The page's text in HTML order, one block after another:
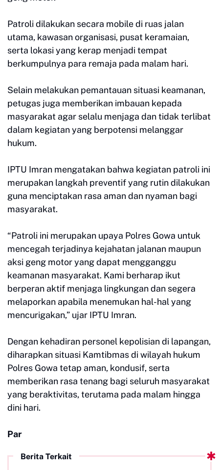
Patroli dilakukan secara mobile di ruas jalan
utama, kawasan organisasi, pusat keramaian,
serta lokasi yang kerap menjadi tempat
berkumpulnya para remaja pada malam hari.
Selain melakukan pemantauan situasi keamanan,
petugas juga memberikan imbauan kepada
masyarakat agar selalu menjaga dan tidak terlibat
dalam kegiatan yang berpotensi melanggar
hukum.
IPTU Imran mengatakan bahwa kegiatan patroli ini
merupakan langkah preventif yang rutin dilakukan
guna menciptakan rasa aman dan nyaman bagi
masyarakat.
“Patroli ini merupakan upaya Polres Gowa untuk
mencegah terjadinya kejahatan jalanan maupun
aksi geng motor yang dapat mengganggu
keamanan masyarakat. Kami berharap ikut
berperan aktif menjaga lingkungan dan segera
melaporkan apabila menemukan hal-hal yang
mencurigakan,” ujar IPTU Imran.
Dengan kehadiran personel kepolisian di lapangan,
diharapkan situasi Kamtibmas di wilayah hukum
Polres Gowa tetap aman, kondusif, serta
memberikan rasa tenang bagi seluruh masyarakat
yang beraktivitas, terutama pada malam hingga
dini hari.
Par
Berita Terkait